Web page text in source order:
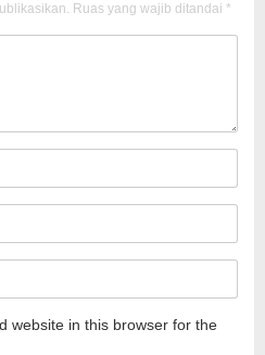
Ruas yang wajib ditandai *
website in this browser for the